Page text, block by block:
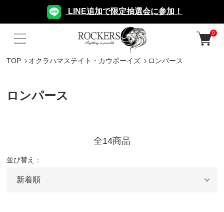
LINE追加で限定抽選会に参加！
0
TOP オクラハマステイト・カウボーイズ ロンパース
ロンパース
全14商品
並び替え：